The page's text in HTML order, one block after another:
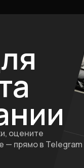
оцените
— прямо в Telegram